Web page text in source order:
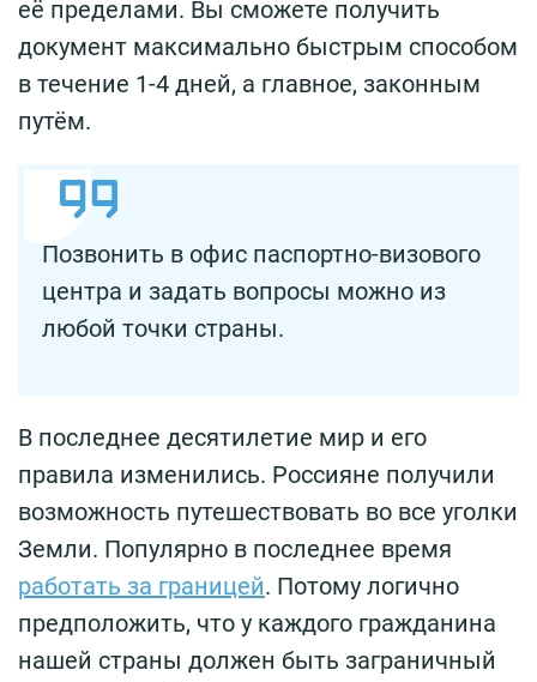
её пределами. Вы сможете получить
документ максимально быстрым способом
в течение 1-4 дней, а главное, законным
путём.
Позвонить в офис паспортно-визового
центра и задать вопросы можно из
любой точки страны.
В последнее десятилетие мир и его
правила изменились. Россияне получили
возможность путешествовать во все уголки
Земли. Популярно в последнее время
работать за границей. Потому логично
предположить, что у каждого гражданина
нашей страны должен быть заграничный